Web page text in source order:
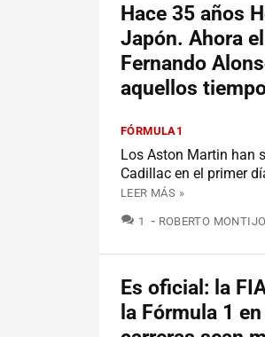
Hace 35 años
Japón. Ahora
Fernando
aquellos
FÓRMULA1
Los Aston Martin han
Cadillac en el primer
LEER MÁS »
1 COMENTARIOS
ROBERTO MONTIJO
Es oficial: la
la Fórmula 1